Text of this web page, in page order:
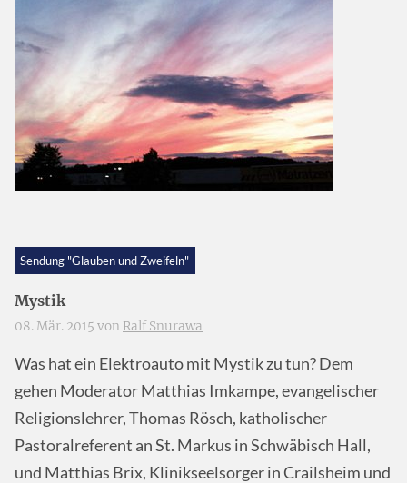
Sendung "Glauben und Zweifeln"
Mystik
08. Mär. 2015 von Ralf Snurawa
Was hat ein Elektroauto mit Mystik zu tun? Dem
gehen Moderator Matthias Imkampe, evangelischer
Religionslehrer, Thomas Rösch, katholischer
Pastoralreferent an St. Markus in Schwäbisch Hall,
und Matthias Brix, Klinikseelsorger in Crailsheim und